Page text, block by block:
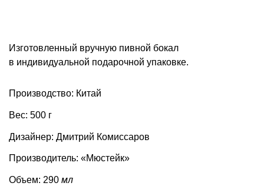
Изготовленный вручную пивной бокал
в индивидуальной подарочной упаковке.
Производство: Китай
Вес: 500 г
Дизайнер: Дмитрий Комиссаров
Производитель: «Мюстейк»
Объем: 290 мл